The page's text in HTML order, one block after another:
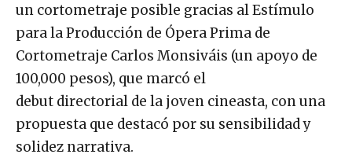
un cortometraje posible gracias al Estímulo
para la Producción de Ópera Prima de
Cortometraje Carlos Monsiváis (un apoyo de
100,000 pesos), que marcó el
debut directorial de la joven cineasta, con una
propuesta que destacó por su sensibilidad y
solidez narrativa.